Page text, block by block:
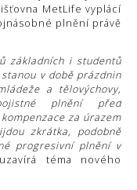
MetLife vyplácí
plnění právě
základních i studentů
v době prázdnin
a tělovýchovy,
plnění před
za úrazem
zkrátka, podobně
progresivní plnění v
téma nového